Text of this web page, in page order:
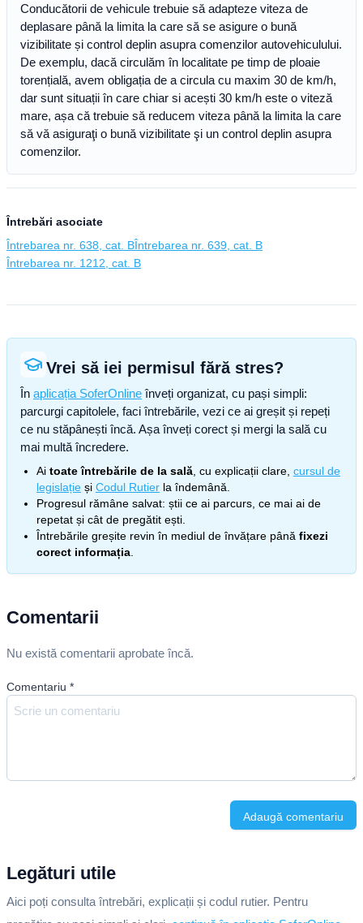
Conducătorii de vehicule trebuie să adapteze viteza de
deplasare până la limita la care să se asigure o bună
vizibilitate și control deplin asupra comenzilor autovehiculului.
De exemplu, dacă circulăm în localitate pe timp de ploaie
torențială, avem obligația de a circula cu maxim 30 de km/h,
dar sunt situații în care chiar si acești 30 km/h este o viteză
mare, așa că trebuie să reducem viteza până la limita la care
să vă asiguraţi o bună vizibilitate şi un control deplin asupra
comenzilor.
Întrebări asociate
Întrebarea nr. 638, cat. BÎntrebarea nr. 639, cat. B
Întrebarea nr. 1212, cat. B
Vrei să iei permisul fără stres?
În aplicația SoferOnline înveți organizat, cu pași simpli:
parcurgi capitolele, faci întrebările, vezi ce ai greșit și repeți
ce nu stăpânești încă. Așa înveți corect și mergi la sală cu
mai multă încredere.
Ai toate întrebările de la sală , cu explicații clare, cursul de
legislație și Codul Rutier la îndemână.
Progresul rămâne salvat: știi ce ai parcurs, ce mai ai de
repetat și cât de pregătit ești.
Întrebările greșite revin în mediul de învățare până fixezi
corect informația
Comentarii
Nu există comentarii aprobate încă.
Comentariu *
Adaugă comentariu
Legături utile
Aici poți consulta întrebări, explicații și codul rutier. Pentru